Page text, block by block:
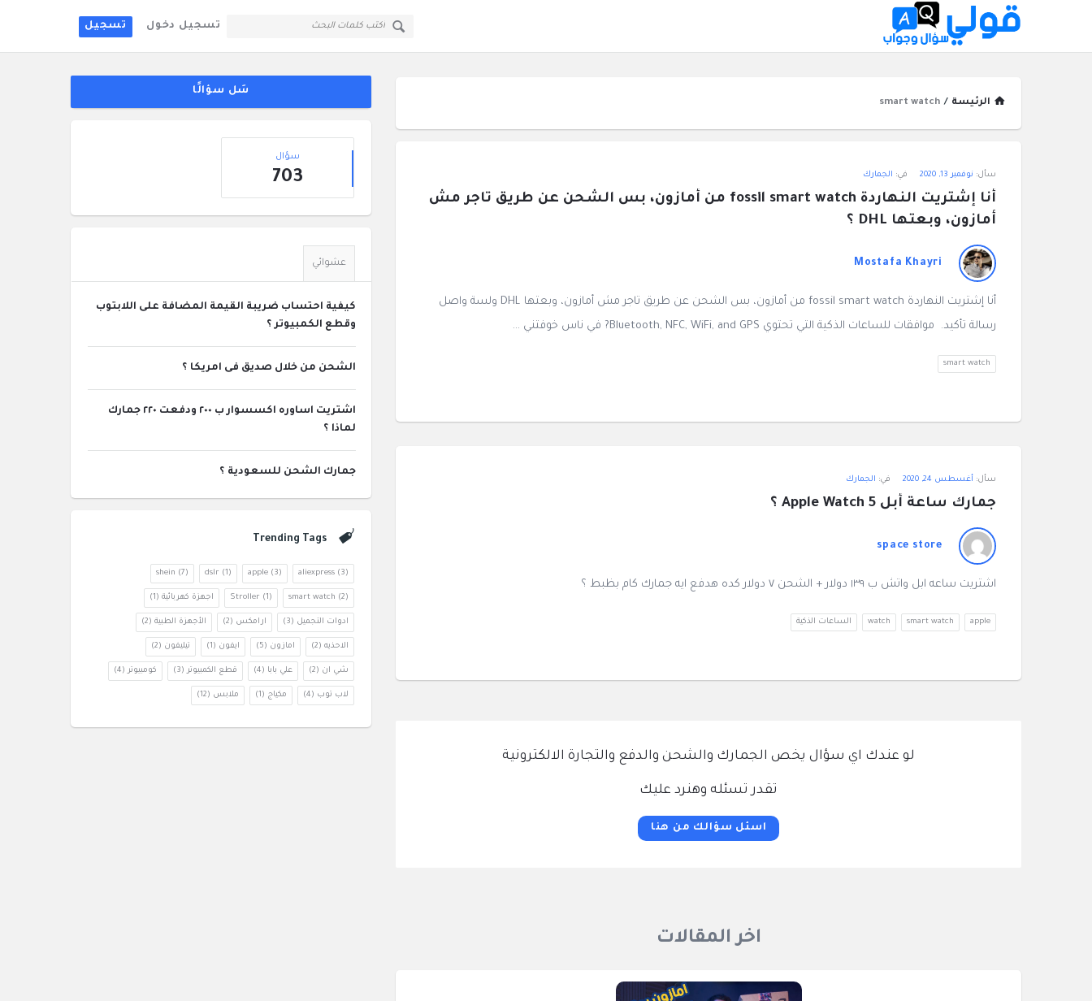
تسجيل دخول تسجيل
قولي
سؤال
وجواب
القائمة
الرئيسة /
smart watch
سؤال
وجواب
الاحدث
أسئلة
سأل: نوفمبر 13, 2020 في: الجمارك
أمازون، وبعتها DHL ؟
Mostafa Khayri
أنا إشتريت النهاردة fossil smart watch من أمازون، بس الشحن عن طريق تاجر مش أمازون، وبعتها DHL ولسة واصل
رسالة تأكيد. موافقات للساعات الذكية التي تحتوي Bluetooth, NFC, WiFi, and GPS? في ناس خوفتني ...
smart watch
سأل: أغسطس 24, 2020 في: الجمارك
جمارك ساعة أبل Apple Watch 5 ؟
space store
اشتريت ساعه ابل واتش ب ١٣٩ دولار + الشحن ٧ دولار كده هدفع ايه جمارك كام بظبط ؟
apple
smart watch
watch الساعات الذكية
لو عندك اي سؤال يخص الجمارك والشحن والدفع والتجارة الالكترونية
تقدر تسئله وهنرد عليك
اسئل سؤالك من هنا
اخر المقالات
سَل سؤالًا
إحصائيات
سؤال
703
عشوائي
كيفية احتساب ضريبة القيمة المضافة على اللابتوب
وقطع الكمبيوتر ؟
الشحن من خلال صديق فى امريكا ؟
اشتريت اساوره اكسسوار ب ٢٠٠ ودفعت ٢٢٠ جمارك
لماذا ؟
جمارك الشحن للسعودية ؟
Trending Tags
aliexpress(3)
apple(3)
dslr (1)
shein (7)
smart watch (2)
Stroller (1) اجهزة كهربائية (1)
ادوات التجميل (3) ارامكس (2) الأجهزة الطبية (2)
الاحذيه (2) امازون (5) ايفون (1) تيليفون (2)
شي ان (2) علي بابا (4) قطع الكمبيوتر (3) كومبيوتر (4)
لاب توب (4) مكياج (1) ملابس (12)